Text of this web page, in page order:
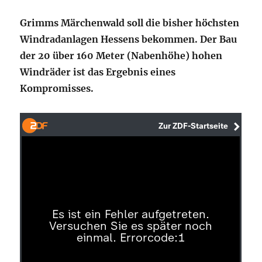
Grimms Märchenwald soll die bisher höchsten
Windradanlagen Hessens bekommen. Der Bau
der 20 über 160 Meter (Nabenhöhe) hohen
Windräder ist das Ergebnis eines
Kompromisses.